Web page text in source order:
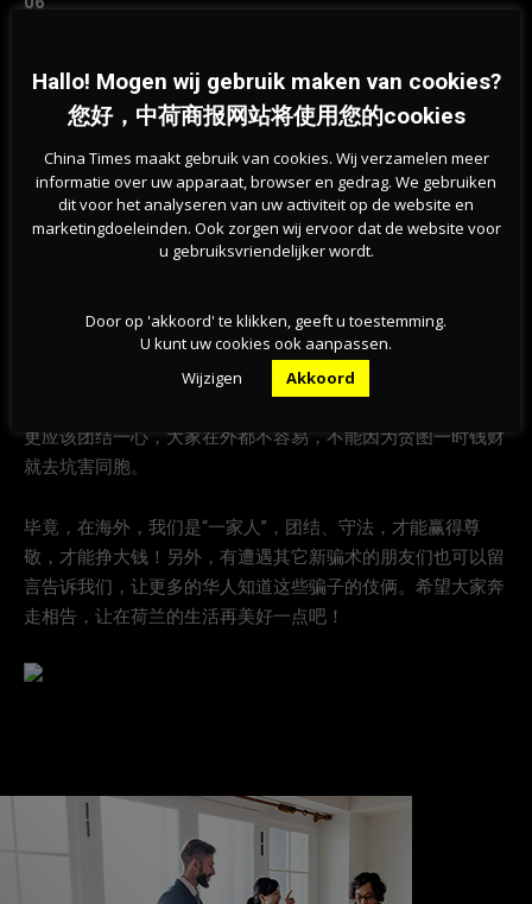
很多在海外的华侨华人们一定都雇佣过私人保姆，但是并不能
天天看着保姆在干什么，此前就有保姆趁雇主不在家将雇主的
首饰及钱财据为己有的先例，还希望在用人时一定要查好底
细。找可靠地保姆。
小编总结
纵使诈骗手段千万种，只要你不去贪小便宜，就不会吃大亏。
更应该团结一心，大家在外都不容易，不能因为贪图一时钱财
就去坑害同胞。
毕竟，在海外，我们是“一家人”，团结、守法，才能赢得尊
敬，才能挣大钱！另外，有遭遇其它新骗术的朋友们也可以留
言告诉我们，让更多的华人知道这些骗子的伎俩。希望大家奔
走相告，让在荷兰的生活再美好一点吧！
Hallo! Mogen wij gebruik maken van cookies?
您好，中荷商报网站将使用您的cookies
China Times maakt gebruik van cookies. Wij verzamelen meer
informatie over uw apparaat, browser en gedrag. We gebruiken
dit voor het analyseren van uw activiteit op de website en
marketingdoeleinden. Ook zorgen wij ervoor dat de website voor
u gebruiksvriendelijker wordt.
Door op 'akkoord' te klikken, geeft u toestemming.
U kunt uw cookies ook aanpassen.
Wijzigen
Akkoord